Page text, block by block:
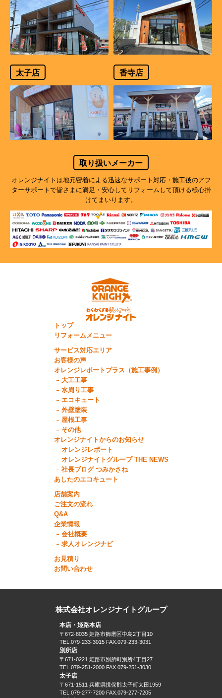
太子店 香寺店
取り扱いメーカー
オレンジナイトは地元密着による迅速なサポート対応・施工後のアフ
ターサポートで皆さまに満足・安心してリフォームして頂ける様心掛
けてまいります。
トップ
リフォームメニュー
サービス対応エリア
お客様の声
オレンジレポートプラス（施工事例）
大工工事
水周り工事
エコキュート
外壁塗装
屋根工事
その他
オレンジナイトからのお知らせ
オレンジレポート
オレンジナイトグループ THE NEWS
社長ブログ つみかさね
あしたのエコキュート
店舗案内
ご注文の流れ
Q&A
企業情報
会社概要
求人オレンジナビ
お見積り
お問い合わせ
株式会社オレンジナイトグループ
本店・姫路本店
〒672-8035 姫路市飾磨区中島2丁目10
TEL.079-233-3015 FAX.079-233-3031
別所店
〒671-0221 姫路市別所町別所4丁目27
TEL.079-251-2000 FAX.079-251-3030
太子店
〒671-1511 兵庫県揖保郡太子町太田1959
TEL.079-277-7200 FAX.079-277-7205